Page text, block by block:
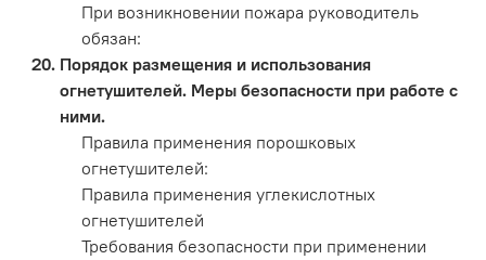
При возникновении пожара руководитель
обязан:
Порядок размещения и использования
огнетушителей. Меры безопасности при работе с
ними.
Правила применения порошковых
огнетушителей:
Правила применения углекислотных
огнетушителей
Требования безопасности при применении